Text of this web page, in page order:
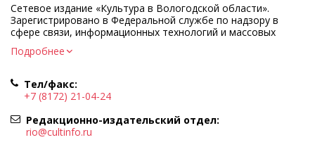
Сетевое издание «Культура в Вологодской области».
Зарегистрировано в Федеральной службе по надзору в
сфере связи, информационных технологий и массовых
коммуникаций.
Регистрационный номер и дата принятия решения о
Учредитель КУ ВО «Информационно-аналитический центр
культуры»
Адрес учредителя и редакции: 160000, Вологодская обл., г.
Вологда, ул. Марии Ульяновой, д.10
Главный редактор — Легчанова Елена Григорьевна
Подробнее
Тел/факс:
+7 (8172) 21-04-24
Редакционно-издательский отдел:
rio@cultinfo.ru